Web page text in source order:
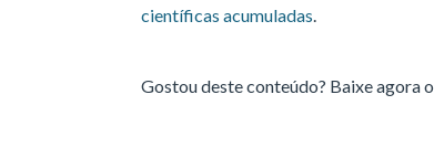
científicas acumuladas.
Gostou deste conteúdo? Baixe agora o